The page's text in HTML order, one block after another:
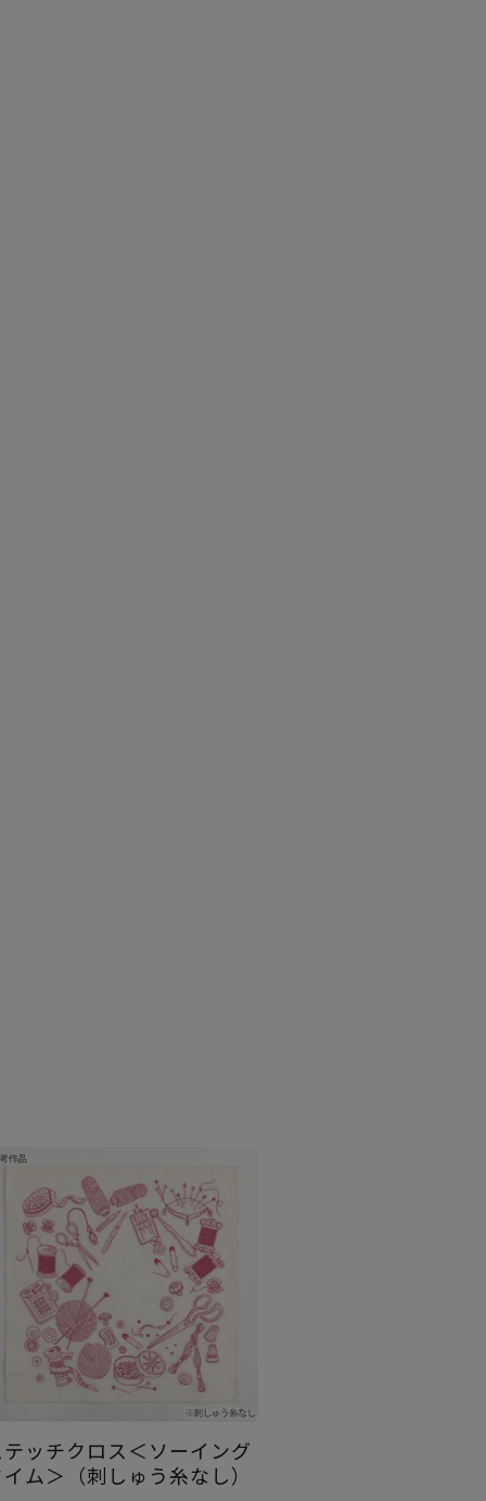
テッチクロス＜ソーイング
イム＞（刺しゅう糸なし）